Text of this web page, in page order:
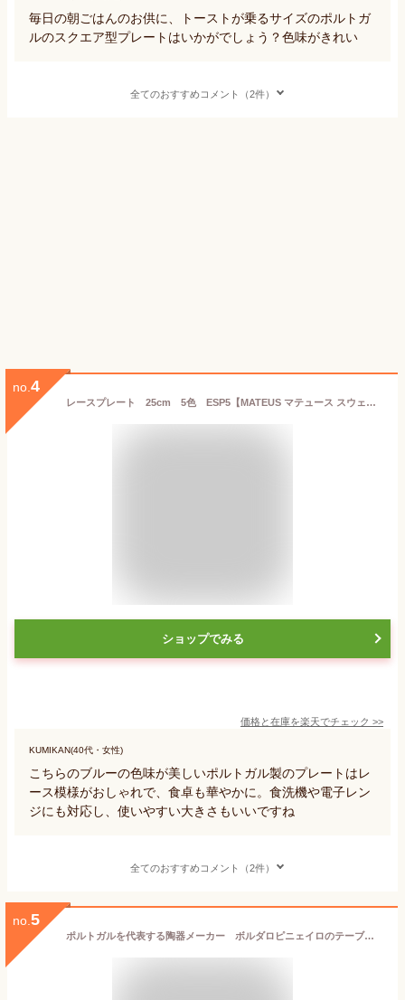
毎日の朝ごはんのお供に、トーストが乗るサイズのポルトガ
ルのスクエア型プレートはいかがでしょう？色味がきれい
全てのおすすめコメント（2件）
no. 4
レースプレート 25cm 5色 ESP5【MATEUS マテュース スウェーデン ポルトガル製 北欧食器 陶器 輸入洋食器 ハンドメイド レース模様 食洗機可 電子レンジ可 おしゃれ おもてなし パーティー】003
ショップでみる
価格と在庫を楽天でチェック >>
KUMIKAN(40代・女性)
こちらのブルーの色味が美しいポルトガル製のプレートはレ
ース模様がおしゃれで、食卓も華やかに。食洗機や電子レン
ジにも対応し、使いやすい大きさもいいですね
全てのおすすめコメント（2件）
no. 5
ポルトガルを代表する陶器メーカー ボルダロピニェイロのテーブルウエア 南欧の豊かなライフスタイルをご家庭に！ キャベツをリアルにユニークに表現 キャベツ ディナープレート おしゃれなポルトガル食器 レンジOK 食洗器OK 入学 お祝い 母の日